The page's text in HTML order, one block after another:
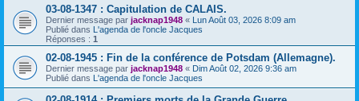
03-08-1347 : Capitulation de CALAIS.
Dernier message par jacknap1948 « Lun Août 03, 2026 8:09 am
Publié dans L'agenda de l'oncle Jacques
Réponses : 1
02-08-1945 : Fin de la conférence de Potsdam (Allemagne).
Dernier message par jacknap1948 « Dim Août 02, 2026 9:36 am
Publié dans L'agenda de l'oncle Jacques